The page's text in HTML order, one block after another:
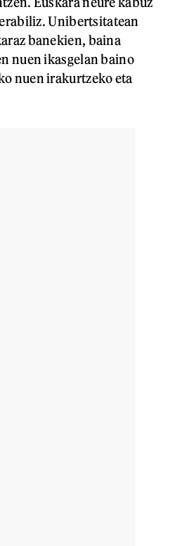
Unibertsitatean
banekien, baina
nuen ikasgelan baino
nuen irakurtzeko eta